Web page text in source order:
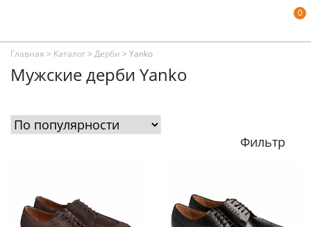
0
Главная > Каталог> Дерби > Yanko
Мужские дерби Yanko
Фильтр